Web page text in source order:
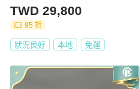
TWD 29,800
95 折
狀況良好 本地 免運